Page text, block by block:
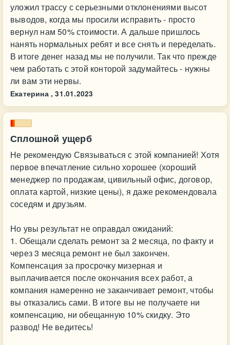
уложил трассу с серьезными отклонениями высот
выводов, когда мы просили исправить - просто
вернул нам 50% стоимости. А дальше пришлось
нанять нормальных ребят и все снять и переделать.
В итоге денег назад мы не получили. Так что прежде
чем работать с этой конторой задумайтесь - нужны
ли вам эти нервы.
Екатерина , 31.01.2023
Сплошной ущерб
Не рекомендую Связываться с этой компанией! Хотя
первое впечатление сильно хорошее (хороший
менеджер по продажам, цивильный офис, договор,
оплата картой, низкие цены), я даже рекомендовала
соседям и друзьям.
Но увы результат не оправдал ожиданий:
1. Обещали сделать ремонт за 2 месяца, по факту и
через 3 месяца ремонт не был закончен.
Компенсация за просрочку мизерная и
выплачивается после окончания всех работ, а
компания намеренно не заканчивает ремонт, чтобы
вы отказались сами. В итоге вы не получаете ни
компенсацию, ни обещанную 10% скидку. Это
развод! Не ведитесь!